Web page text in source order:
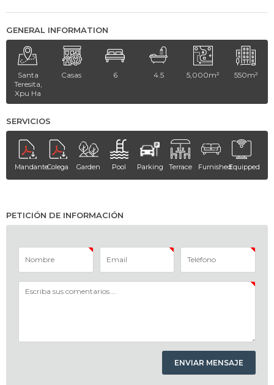
GENERAL INFORMATION
Santa
Teresita,
Xpu Ha
Casas 6 4.5 5,000m² 550m²
SERVICIOS
MandanteColega Garden Pool Parking Terrace FurnishedEquipped
PETICIÓN DE INFORMACIÓN